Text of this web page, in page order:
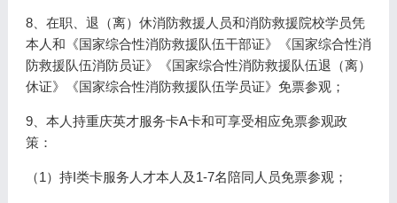
8、在职、退（离）休消防救援人员和消防救援院校学员凭
本人和《国家综合性消防救援队伍干部证》《国家综合性消
防救援队伍消防员证》《国家综合性消防救援队伍退（离）
休证》《国家综合性消防救援队伍学员证》免票参观；
9、本人持重庆英才服务卡A卡和可享受相应免票参观政
策：
（1）持I类卡服务人才本人及1-7名陪同人员免票参观；